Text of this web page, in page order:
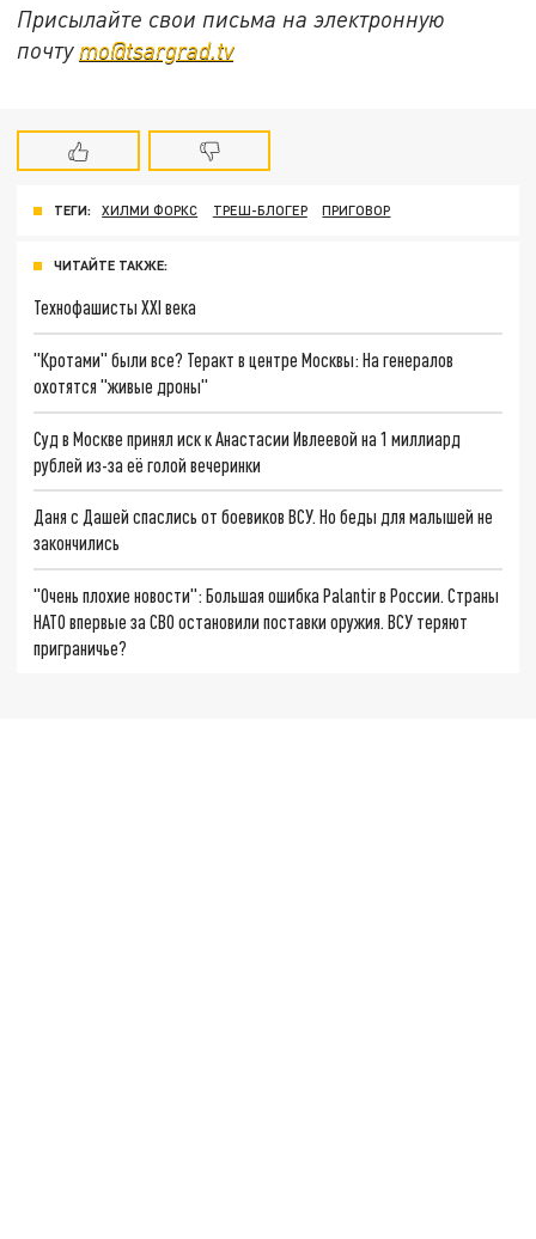
Присылайте свои письма на электронную
почту mo@tsargrad.tv
ТЕГИ: ХИЛМИ ФОРКС ТРЕШ-БЛОГЕР ПРИГОВОР
ЧИТАЙТЕ ТАКЖЕ:
Технофашисты XXI века
"Кротами" были все? Теракт в центре Москвы: На генералов
охотятся "живые дроны"
Суд в Москве принял иск к Анастасии Ивлеевой на 1 миллиард
рублей из-за её голой вечеринки
Даня с Дашей спаслись от боевиков ВСУ. Но беды для малышей не
закончились
"Очень плохие новости": Большая ошибка Palantir в России. Страны
НАТО впервые за СВО остановили поставки оружия. ВСУ теряют
приграничье?